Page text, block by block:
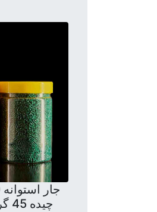
چیده 45 گرم دهانه 90